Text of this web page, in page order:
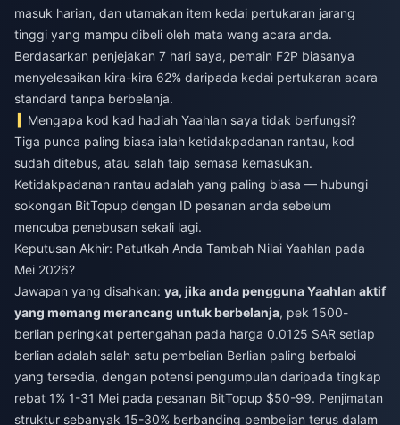
masuk harian, dan utamakan item kedai pertukaran jarang
tinggi yang mampu dibeli oleh mata wang acara anda.
Berdasarkan penjejakan 7 hari saya, pemain F2P biasanya
menyelesaikan kira-kira 62% daripada kedai pertukaran acara
standard tanpa berbelanja.
Mengapa kod kad hadiah Yaahlan saya tidak berfungsi?
Tiga punca paling biasa ialah ketidakpadanan rantau, kod
sudah ditebus, atau salah taip semasa kemasukan.
Ketidakpadanan rantau adalah yang paling biasa — hubungi
sokongan BitTopup dengan ID pesanan anda sebelum
mencuba penebusan sekali lagi.
Keputusan Akhir: Patutkah Anda Tambah Nilai Yaahlan pada
Mei 2026?
Jawapan yang disahkan: ya, jika anda pengguna Yaahlan aktif
yang memang merancang untuk berbelanja, pek 1500-
berlian peringkat pertengahan pada harga 0.0125 SAR setiap
berlian adalah salah satu pembelian Berlian paling berbaloi
yang tersedia, dengan potensi pengumpulan daripada tingkap
rebat 1% 1-31 Mei pada pesanan BitTopup $50-99. Penjimatan
struktur sebanyak 15-30% berbanding pembelian terus dalam